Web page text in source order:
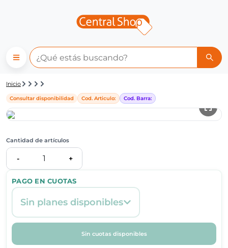
Detalle de producto | Central
Inicio
Consultar disponibilidad Cod. Articulo: Cod. Barra:
PAGO EN CUOTAS
Sin planes disponibles
Sin cuotas disponibles
Cantidad de artículos
- 1 +